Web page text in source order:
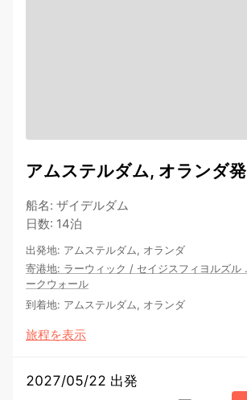
アムステルダム, オランダ
船名: ザイデルダム
日数: 14泊
出発地: アムステルダム, オランダ
寄港地: ラーウィック / セイジスフィヨルズル
ークウォール
到着地: アムステルダム, オランダ
旅程を表示
2027/05/22 出発